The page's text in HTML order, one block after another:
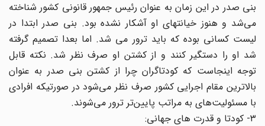
بنی صدر در این زمان به عنوان رئیس جمهور قانونی کشور شناخته
می‌شد و هنوز خیانتهای او آشکار نشده بود. بنی صدر ابتدا در
لیست کسانی بوده که باید ترور می شد. اما بعدا تصمیم گرفته
شد او را دستگیر کنند و از کشتن او صرف نظر شد. نکته قابل
توجه اینجاست که کودتاگران چرا از کشتن بنی صدر به عنوان
بالاترین مقام اجرایی کشور صرف نظر می‌شود در صورتیکه افرادی
با مسئولیت‌های به مراتب پایین‌تر ترور می‌شوند.